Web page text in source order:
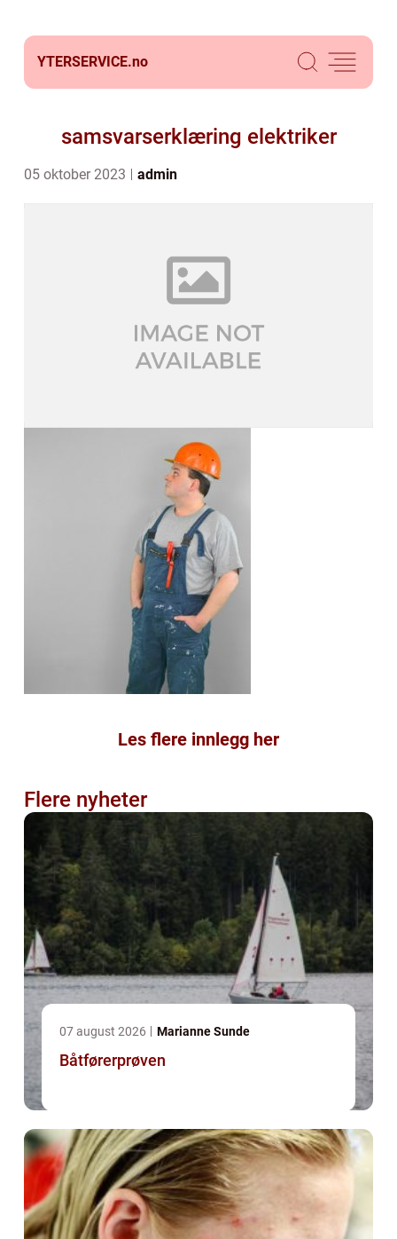
YTERSERVICE.no
samsvarserklæring elektriker
05 oktober 2023 admin
Les flere innlegg her
Flere nyheter
07 august 2026 Marianne Sunde
Båtførerprøven